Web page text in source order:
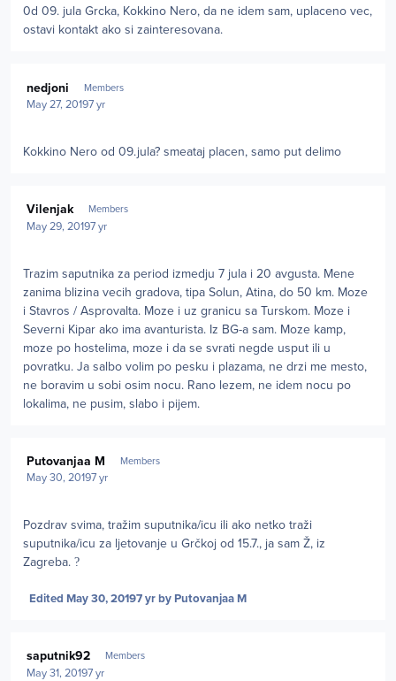
0d 09. jula Grcka, Kokkino Nero, da ne idem sam, uplaceno vec,
ostavi kontakt ako si zainteresovana.
nedjoni Members
May 27, 20197 yr
Kokkino Nero od 09.jula? smeataj placen, samo put delimo
Vilenjak Members
May 29, 20197 yr
Trazim saputnika za period izmedju 7 jula i 20 avgusta. Mene
zanima blizina vecih gradova, tipa Solun, Atina, do 50 km. Moze
i Stavros / Asprovalta. Moze i uz granicu sa Turskom. Moze i
Severni Kipar ako ima avanturista. Iz BG-a sam. Moze kamp,
moze po hostelima, moze i da se svrati negde usput ili u
povratku. Ja salbo volim po pesku i plazama, ne drzi me mesto,
ne boravim u sobi osim nocu. Rano lezem, ne idem nocu po
lokalima, ne pusim, slabo i pijem.
Putovanjaa M Members
May 30, 20197 yr
Pozdrav svima, tražim suputnika/icu ili ako netko traži
suputnika/icu za ljetovanje u Grčkoj od 15.7., ja sam Ž, iz
Zagreba. ?
Edited May 30, 20197 yrby Putovanjaa M
saputnik92 Members
May 31, 20197 yr